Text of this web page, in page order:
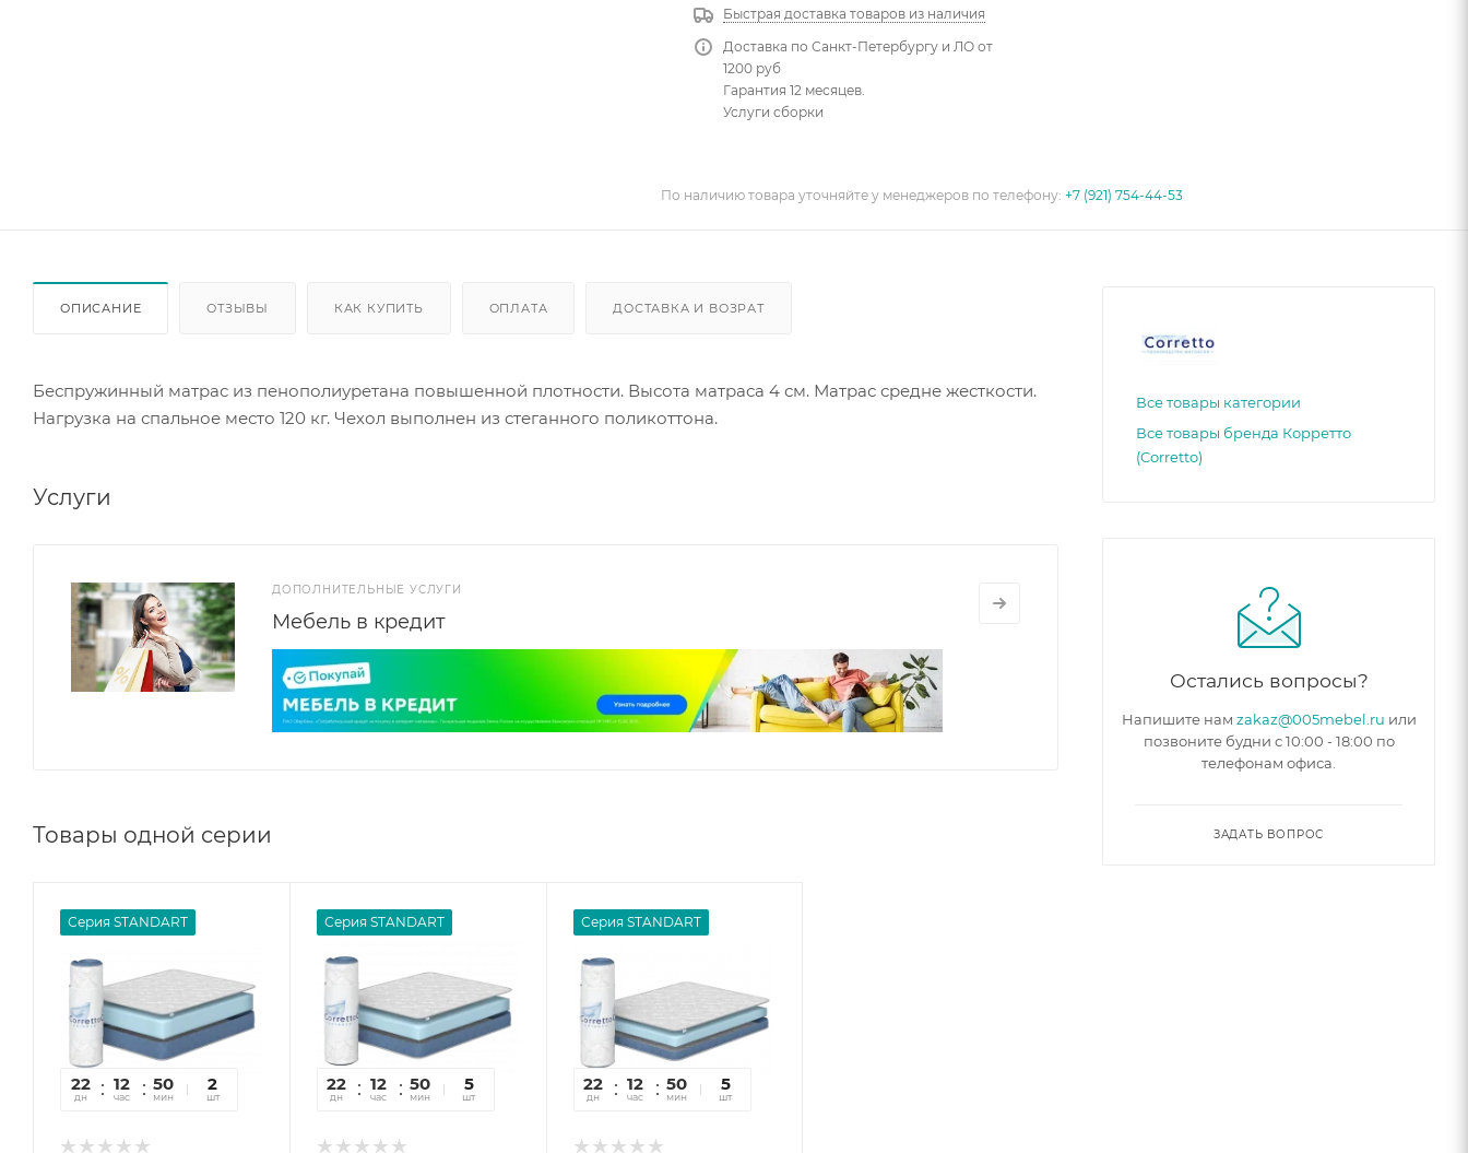
Быстрая доставка товаров из наличия
Доставка по Санкт-Петербургу и ЛО от
1200 руб
Гарантия 12 месяцев.
Услуги сборки
По наличию товара уточняйте у менеджеров по телефону:+7 (921) 754-44-53
ОПИСАНИЕ ОТЗЫВЫ КАК КУПИТЬ ОПЛАТА ДОСТАВКА И ВОЗРАТ
Беспружинный матрас из пенополиуретана повышенной плотности. Высота матраса 4 см. Матрас средне жесткости.
Нагрузка на спальное место 120 кг. Чехол выполнен из стеганного поликоттона.
Услуги
ДОПОЛНИТЕЛЬНЫЕ УСЛУГИ
Мебель в кредит
Товары одной серии
Серия STANDART
22
дн
12
час
50
мин
33
сек
2
шт
Серия STANDART
22
дн
12
час
50
мин
33
сек
5
шт
Серия STANDART
22
дн
12
час
50
мин
33
сек
5
шт
Все товары категории
Все товары бренда Корретто
(Corretto)
Остались вопросы?
Напишите нам zakaz@005mebel.ru или
позвоните будни с 10:00 - 18:00 по
телефонам офиса.
ЗАДАТЬ ВОПРОС